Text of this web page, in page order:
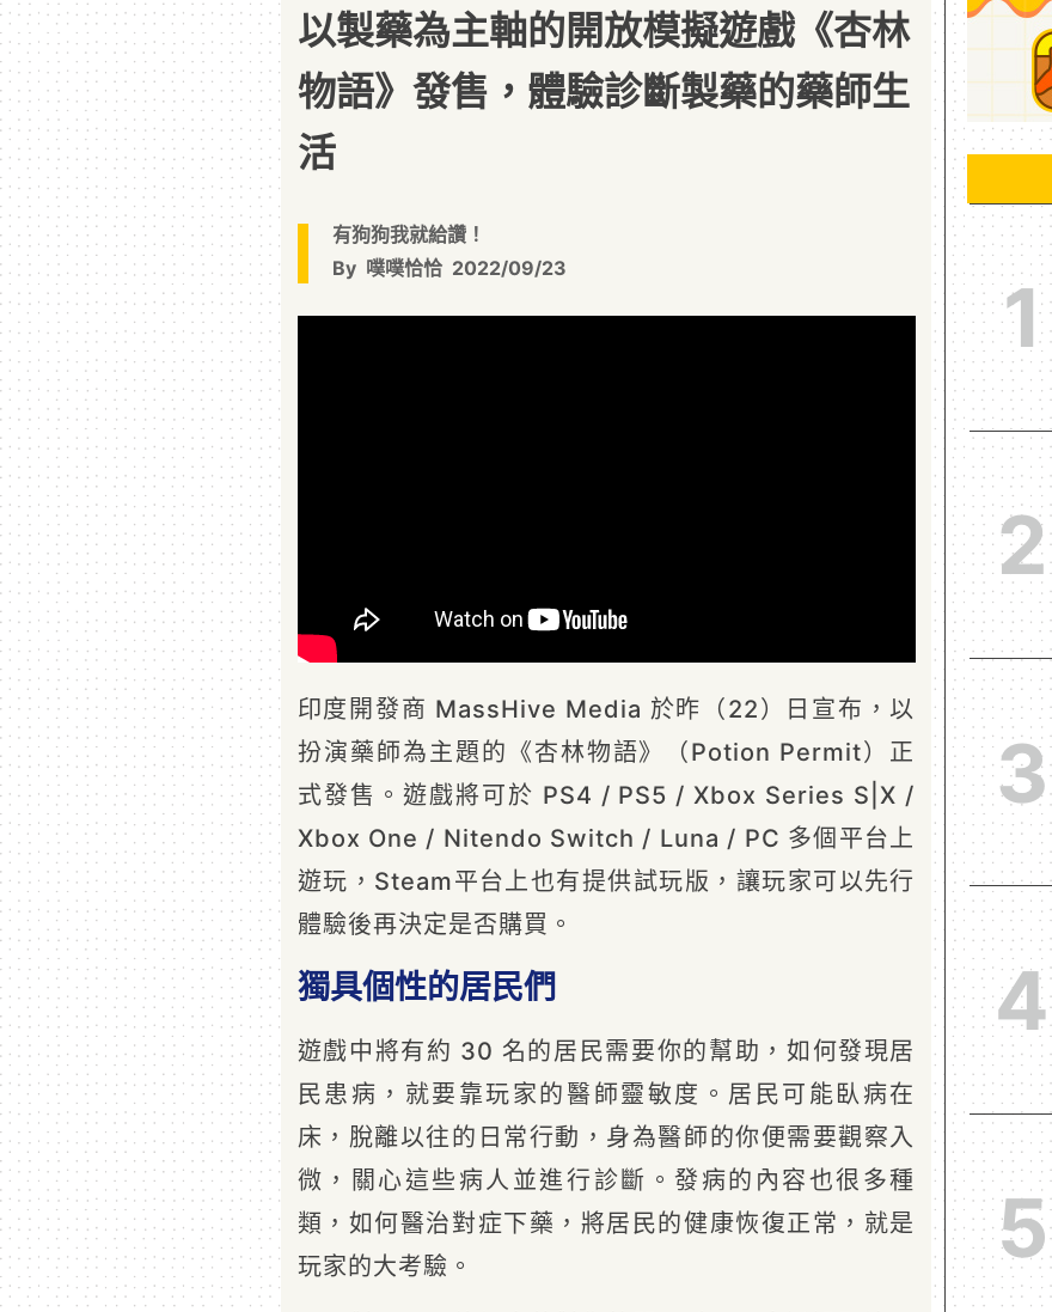
以製藥為主軸的開放模擬遊戲《杏林
物語》發售，體驗診斷製藥的藥師生
活
有狗狗我就給讚！
By 噗噗恰恰 2022/09/23
印度開發商 MassHive Media 於昨（22）日宣布，以
扮演藥師為主題的《杏林物語》（Potion Permit）正
式發售。遊戲將可於 PS4 / PS5 / Xbox Series S|X /
Xbox One / Nitendo Switch / Luna / PC 多個平台上
遊玩，Steam平台上也有提供試玩版，讓玩家可以先行
體驗後再決定是否購買。
獨具個性的居民們
遊戲中將有約 30 名的居民需要你的幫助，如何發現居
民患病，就要靠玩家的醫師靈敏度。居民可能臥病在
床，脫離以往的日常行動，身為醫師的你便需要觀察入
微，關心這些病人並進行診斷。發病的內容也很多種
類，如何醫治對症下藥，將居民的健康恢復正常，就是
玩家的大考驗。
1
2
3
4
5